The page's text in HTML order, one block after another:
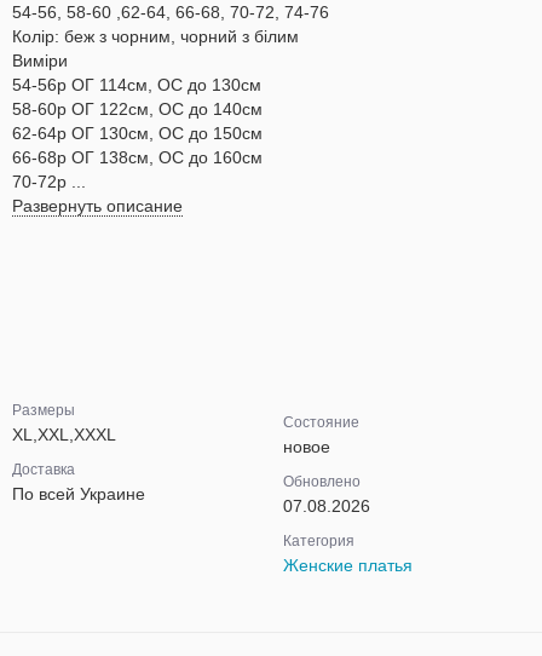
54-56, 58-60 ,62-64, 66-68, 70-72, 74-76
Колір: беж з чорним, чорний з білим
Виміри
54-56р ОГ 114см, ОС до 130см
58-60р ОГ 122см, ОС до 140см
62-64р ОГ 130см, ОС до 150см
66-68р ОГ 138см, ОС до 160см
70-72р ...
Развернуть описание
Размеры
XL,XXL,XXXL
Доставка
По всей Украине
Состояние
новое
Обновлено
07.08.2026
Категория
Женские платья